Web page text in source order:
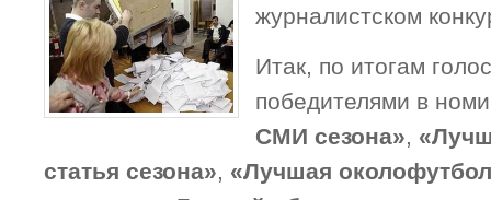
журналистском
Итак, по итогам
победителями в
СМИ сезона»,
статья сезона», «Лучшая